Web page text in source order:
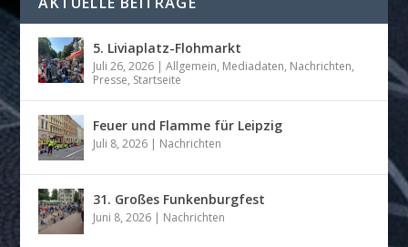
5. Liviaplatz-Flohmarkt
Juli 26, 2026 |Allgemein, Mediadaten, Nachrichten,
Presse, Startseite
Feuer und Flamme für Leipzig
Juli 8, 2026 | Nachrichten
31. Großes Funkenburgfest
Juni 8, 2026 | Nachrichten